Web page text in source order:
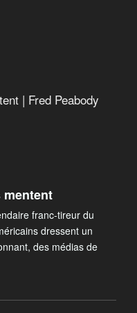
| Fred Peabody
mentent
franc-tireur du
dressent un
des médias de